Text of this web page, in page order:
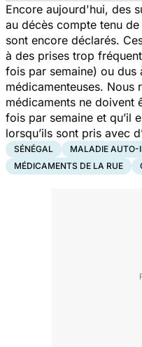
Encore aujourd'hui, des
au décès compte tenu
sont encore déclarés.
à des prises trop
fois par semaine) ou dus
médicamenteuses. Nous
médicaments ne doivent
fois par semaine et qu’il
lorsqu’ils sont pris avec
SÉNÉGAL
MALADIE AUTO-
MÉDICAMENTS DE LA RUE